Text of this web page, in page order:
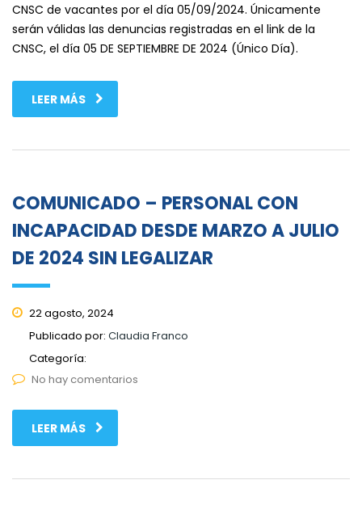
CNSC de vacantes por el día 05/09/2024. Únicamente
serán válidas las denuncias registradas en el link de la
CNSC, el día 05 DE SEPTIEMBRE DE 2024 (Único Día).
LEER MÁS
COMUNICADO – PERSONAL CON
INCAPACIDAD DESDE MARZO A JULIO
DE 2024 SIN LEGALIZAR
22 agosto, 2024
Publicado por: Claudia Franco
Categoría:
No hay comentarios
LEER MÁS